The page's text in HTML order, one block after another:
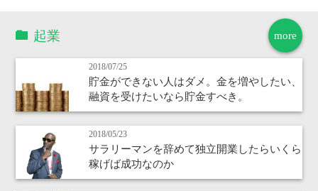
more
起業
2018/07/25
貯金ができない人はダメ。金を増やしたい、
融資を受けたいなら貯金すべき。
2018/05/23
サラリーマンを辞めて独立開業したらいくら
稼げば成功なのか